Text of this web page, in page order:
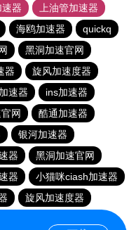
器
上油管加速器
海鸥加速器
quickq
黑洞加速官网
器
旋风加速度器
速器
ins加速器
网
酷通加速器
银河加速器
器
黑洞加速官网
器
小猫咪ciash加速器
旋风加速度器